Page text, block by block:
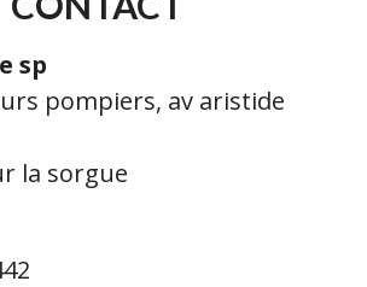
sp
pompiers, av aristide
la sorgue